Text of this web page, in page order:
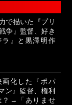
で描いた『プリ
争』監督、好き
』と黒澤明作
画化した『ポパ
ン』監督、権利
？→「ありませ